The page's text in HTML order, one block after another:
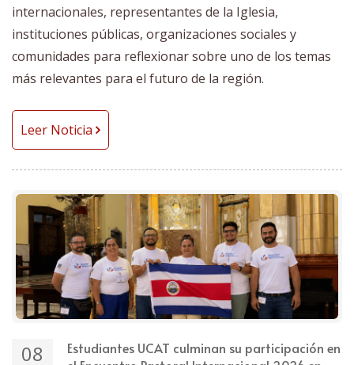
internacionales, representantes de la Iglesia,
instituciones públicas, organizaciones sociales y
comunidades para reflexionar sobre uno de los temas
más relevantes para el futuro de la región.
Leer Noticia
08
Estudiantes UCAT culminan su participación en